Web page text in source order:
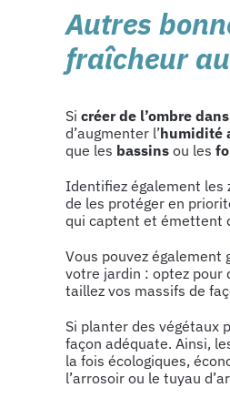
Autres
fraîcheur
Si créer de l’ombre
d’augmenter l’humidité
que les bassins ou les
Identifiez également les
de les protéger en
qui captent et émettent
Vous pouvez également
votre jardin : optez pour
taillez vos massifs de
Si planter des végétaux
façon adéquate. Ainsi,
la fois écologiques,
l’arrosoir ou le tuyau